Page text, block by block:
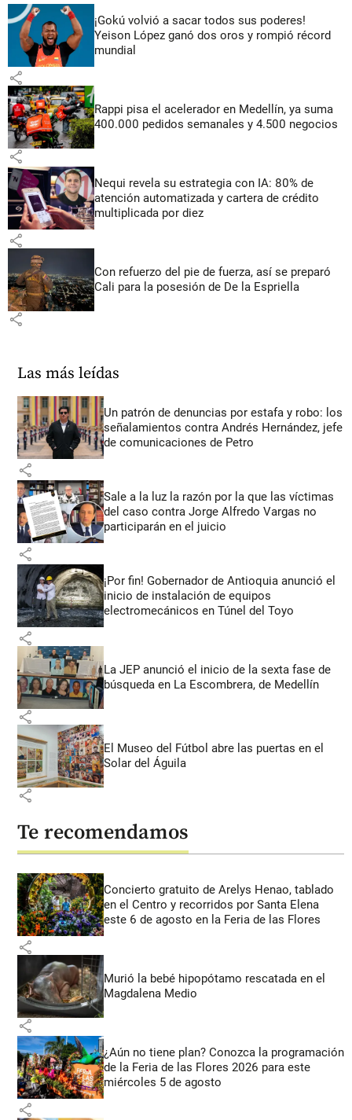
¡Gokú volvió a sacar todos sus poderes!
Yeison López ganó dos oros y rompió récord
mundial
share
Rappi pisa el acelerador en Medellín, ya suma
400.000 pedidos semanales y 4.500 negocios
share
Nequi revela su estrategia con IA: 80% de
atención automatizada y cartera de crédito
multiplicada por diez
share
Con refuerzo del pie de fuerza, así se preparó
Cali para la posesión de De la Espriella
share
Las más leídas
Un patrón de denuncias por estafa y robo: los
señalamientos contra Andrés Hernández, jefe
de comunicaciones de Petro
share
Sale a la luz la razón por la que las víctimas
del caso contra Jorge Alfredo Vargas no
participarán en el juicio
share
¡Por fin! Gobernador de Antioquia anunció el
inicio de instalación de equipos
electromecánicos en Túnel del Toyo
share
La JEP anunció el inicio de la sexta fase de
búsqueda en La Escombrera, de Medellín
share
El Museo del Fútbol abre las puertas en el
Solar del Águila
share
Te recomendamos
Concierto gratuito de Arelys Henao, tablado
en el Centro y recorridos por Santa Elena
este 6 de agosto en la Feria de las Flores
share
Murió la bebé hipopótamo rescatada en el
Magdalena Medio
share
¿Aún no tiene plan? Conozca la programación
de la Feria de las Flores 2026 para este
miércoles 5 de agosto
share